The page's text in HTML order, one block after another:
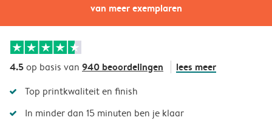
van meer exemplaren
4.5op basis van 940 beoordelingen lees meer
Top printkwaliteit en finish
In minder dan 15 minuten ben je klaar